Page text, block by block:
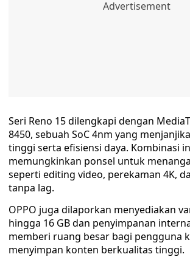
Seri Reno 15 dilengkapi dengan
8450, sebuah SoC 4nm yang
tinggi serta efisiensi daya. Kombinasi
memungkinkan ponsel untuk
seperti editing video, perekaman 4K,
tanpa lag.
OPPO juga dilaporkan menyediakan
hingga 16 GB dan penyimpanan
memberi ruang besar bagi pengguna
menyimpan konten berkualitas tinggi.